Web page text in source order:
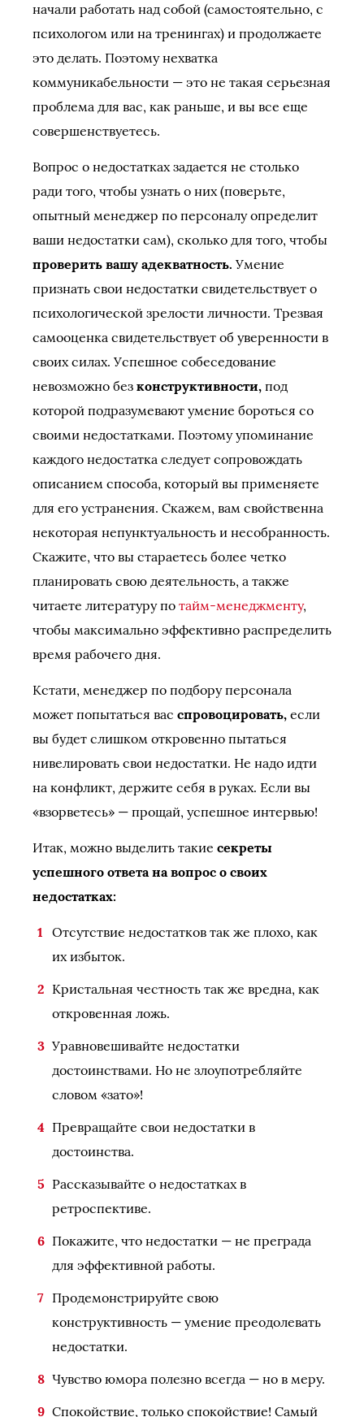
начали работать над собой (самостоятельно, с
психологом или на тренингах) и продолжаете
это делать. Поэтому нехватка
коммуникабельности — это не такая серьезная
проблема для вас, как раньше, и вы все еще
совершенствуетесь.
Вопрос о недостатках задается не столько
ради того, чтобы узнать о них (поверьте,
опытный менеджер по персоналу определит
ваши недостатки сам), сколько для того, чтобы
проверить вашу адекватность. Умение
признать свои недостатки свидетельствует о
психологической зрелости личности. Трезвая
самооценка свидетельствует об уверенности в
своих силах. Успешное собеседование
невозможно без конструктивности, под
которой подразумевают умение бороться со
своими недостатками. Поэтому упоминание
каждого недостатка следует сопровождать
описанием способа, который вы применяете
для его устранения. Скажем, вам свойственна
некоторая непунктуальность и несобранность.
Скажите, что вы стараетесь более четко
планировать свою деятельность, а также
читаете литературу по тайм-менеджменту,
чтобы максимально эффективно распределить
время рабочего дня.
Кстати, менеджер по подбору персонала
может попытаться вас спровоцировать, если
вы будет слишком откровенно пытаться
нивелировать свои недостатки. Не надо идти
на конфликт, держите себя в руках. Если вы
«взорветесь» — прощай, успешное интервью!
Итак, можно выделить такие секреты
успешного ответа на вопрос о своих
недостатках:
Отсутствие недостатков так же плохо, как
их избыток.
Кристальная честность так же вредна, как
откровенная ложь.
Уравновешивайте недостатки
достоинствами. Но не злоупотребляйте
словом «зато»!
Превращайте свои недостатки в
достоинства.
Рассказывайте о недостатках в
ретроспективе.
Покажите, что недостатки — не преграда
для эффективной работы.
Продемонстрируйте свою
конструктивность — умение преодолевать
недостатки.
Чувство юмора полезно всегда — но в меру.
Спокойствие, только спокойствие! Самый